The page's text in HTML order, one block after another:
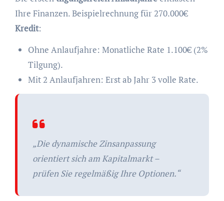
Ihre Finanzen. Beispielrechnung für 270.000€
Kredit:
Ohne Anlaufjahre: Monatliche Rate 1.100€ (2%
Tilgung).
Mit 2 Anlaufjahren: Erst ab Jahr 3 volle Rate.
„Die dynamische Zinsanpassung
orientiert sich am Kapitalmarkt –
prüfen Sie regelmäßig Ihre Optionen.“